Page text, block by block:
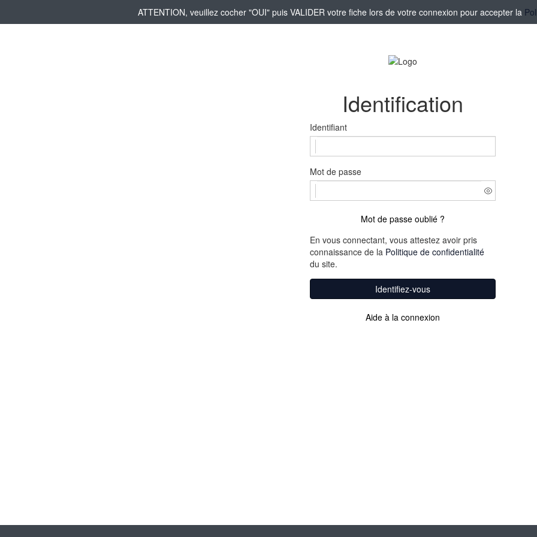
ATTENTION, veuillez cocher "OUI" puis VALIDER votre fiche lors de votre connexion pour accepter la
Identification
Identifiant
Mot de passe
Mot de passe oublié ?
En vous connectant, vous attestez avoir pris
connaissance de la Politique de confidentialité
du site.
Identifiez-vous
Aide à la connexion